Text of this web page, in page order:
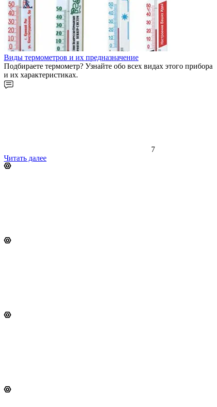
Виды термометров и их предназначение
Подбираете термометр? Узнайте обо всех видах этого прибора
и их характеристиках.
7
Читать далее